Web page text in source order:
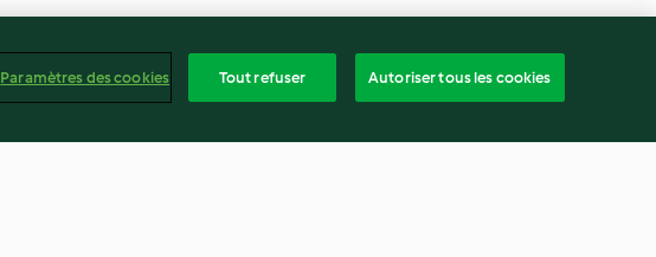
Paramètres des cookies Tout refuser Autoriser tous les cookies